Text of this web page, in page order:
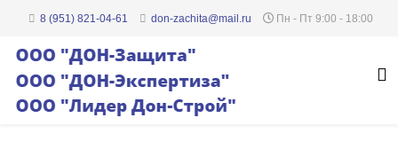
8 (951) 821-04-61 don-zachita@mail.ru Пн - Пт 9:00 - 18:00